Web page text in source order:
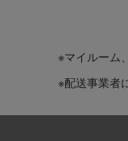
※マイルーム
※配送事業者